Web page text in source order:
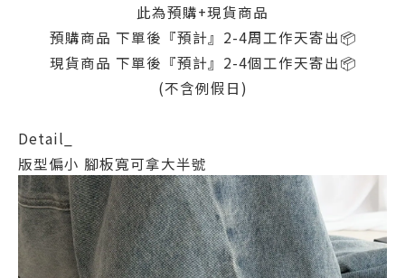
此為預購+現貨商品
預購商品 下單後『預計』2-4周工作天寄出📦
現貨商品 下單後『預計』2-4個工作天寄出📦
(不含例假日)
Detail_
版型偏小 腳板寬可拿大半號